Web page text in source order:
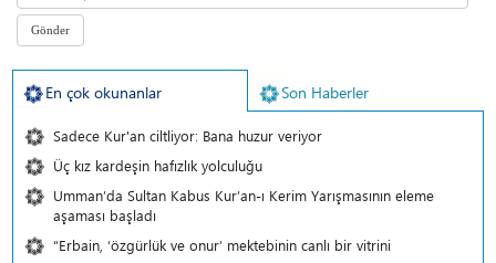
En çok okunanlar Son Haberler
Sadece Kur'an ciltliyor: Bana huzur veriyor
Üç kız kardeşin hafızlık yolculuğu
Umman’da Sultan Kabus Kur’an-ı Kerim Yarışmasının eleme
aşaması başladı
“Erbain, ‘özgürlük ve onur’ mektebinin canlı bir vitrini